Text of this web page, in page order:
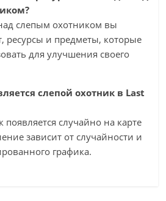
слепым охотником вы
ресурсы и предметы, которые
для улучшения своего
слепой охотник в Last
появляется случайно на карте
зависит от случайности и
графика.